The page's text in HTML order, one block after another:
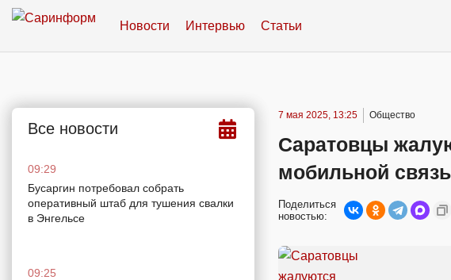
Новости Интервью Статьи
Все новости
09:29
Бусаргин потребовал собрать
оперативный штаб для тушения свалки
в Энгельсе
09:25
7 мая 2025, 13:25 Общество
Саратовцы
мобильной
Поделиться
новостью: